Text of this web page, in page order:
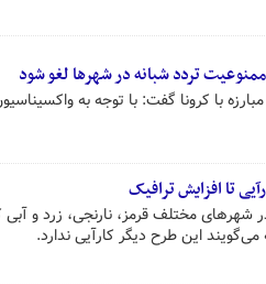
تردد شبانه در شهرها لغو شود
با کرونا گفت: با توجه به
تا افزایش ترافیک
شهرهای مختلف قرمز، نارنجی، زرد و آبی
این طرح دیگر کارآیی ندارد.